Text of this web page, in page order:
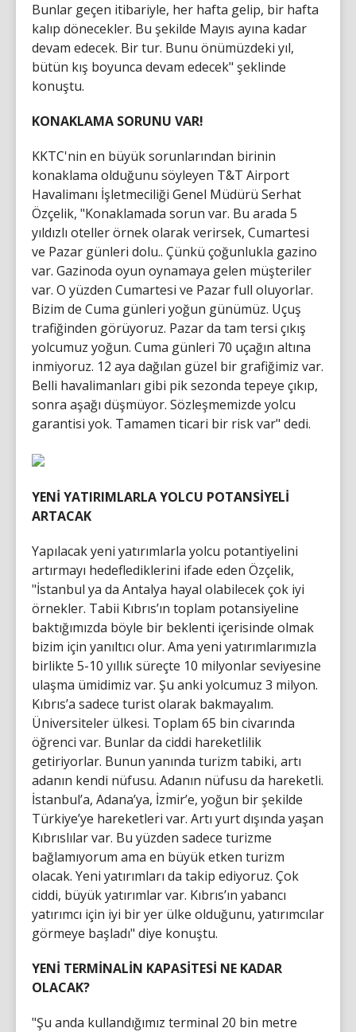
Bunlar geçen itibariyle, her hafta gelip, bir hafta
kalıp dönecekler. Bu şekilde Mayıs ayına kadar
devam edecek. Bir tur. Bunu önümüzdeki yıl,
bütün kış boyunca devam edecek" şeklinde
konuştu.
KONAKLAMA SORUNU VAR!
KKTC'nin en büyük sorunlarından birinin
konaklama olduğunu söyleyen T&T Airport
Havalimanı İşletmeciliği Genel Müdürü Serhat
Özçelik, "Konaklamada sorun var. Bu arada 5
yıldızlı oteller örnek olarak verirsek, Cumartesi
ve Pazar günleri dolu.. Çünkü çoğunlukla gazino
var. Gazinoda oyun oynamaya gelen müşteriler
var. O yüzden Cumartesi ve Pazar full oluyorlar.
Bizim de Cuma günleri yoğun günümüz. Uçuş
trafiğinden görüyoruz. Pazar da tam tersi çıkış
yolcumuz yoğun. Cuma günleri 70 uçağın altına
inmiyoruz. 12 aya dağılan güzel bir grafiğimiz var.
Belli havalimanları gibi pik sezonda tepeye çıkıp,
sonra aşağı düşmüyor. Sözleşmemizde yolcu
garantisi yok. Tamamen ticari bir risk var" dedi.
YENİ YATIRIMLARLA YOLCU POTANSİYELİ
ARTACAK
Yapılacak yeni yatırımlarla yolcu potantiyelini
artırmayı hedeflediklerini ifade eden Özçelik,
"İstanbul ya da Antalya hayal olabilecek çok iyi
örnekler. Tabii Kıbrıs’ın toplam potansiyeline
baktığımızda böyle bir beklenti içerisinde olmak
bizim için yanıltıcı olur. Ama yeni yatırımlarımızla
birlikte 5-10 yıllık süreçte 10 milyonlar seviyesine
ulaşma ümidimiz var. Şu anki yolcumuz 3 milyon.
Kıbrıs’a sadece turist olarak bakmayalım.
Üniversiteler ülkesi. Toplam 65 bin civarında
öğrenci var. Bunlar da ciddi hareketlilik
getiriyorlar. Bunun yanında turizm tabiki, artı
adanın kendi nüfusu. Adanın nüfusu da hareketli.
İstanbul’a, Adana’ya, İzmir’e, yoğun bir şekilde
Türkiye’ye hareketleri var. Artı yurt dışında yaşan
Kıbrıslılar var. Bu yüzden sadece turizme
bağlamıyorum ama en büyük etken turizm
olacak. Yeni yatırımları da takip ediyoruz. Çok
ciddi, büyük yatırımlar var. Kıbrıs’ın yabancı
yatırımcı için iyi bir yer ülke olduğunu, yatırımcılar
görmeye başladı" diye konuştu.
YENİ TERMİNALİN KAPASİTESİ NE KADAR
OLACAK?
"Şu anda kullandığımız terminal 20 bin metre